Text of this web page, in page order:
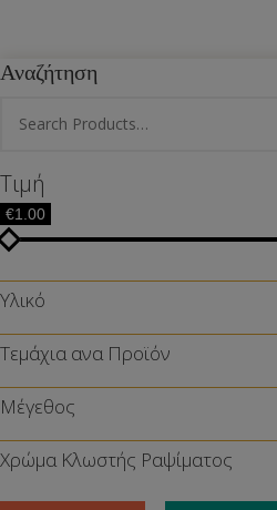
Αναζήτηση
Τιμή
€1.00
Υλικό
Τεμάχια ανα Προϊόν
Μέγεθος
Χρώμα Κλωστής Ραψίματος